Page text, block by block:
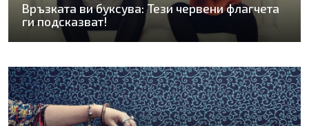
Връзката ви буксува: Тези червени флагчета
ги подсказват!